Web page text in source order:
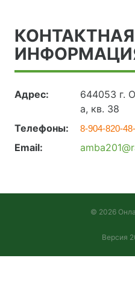
КОНТАКТНАЯ
Адрес:
644053 г.
а, кв. 38
Телефоны:
8-904-820-
Email:
© 2026
Версия